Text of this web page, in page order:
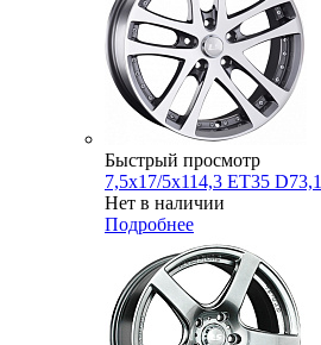
Быстрый просмотр
7,5x17/5x114,3 ET35
Нет в наличии
Подробнее